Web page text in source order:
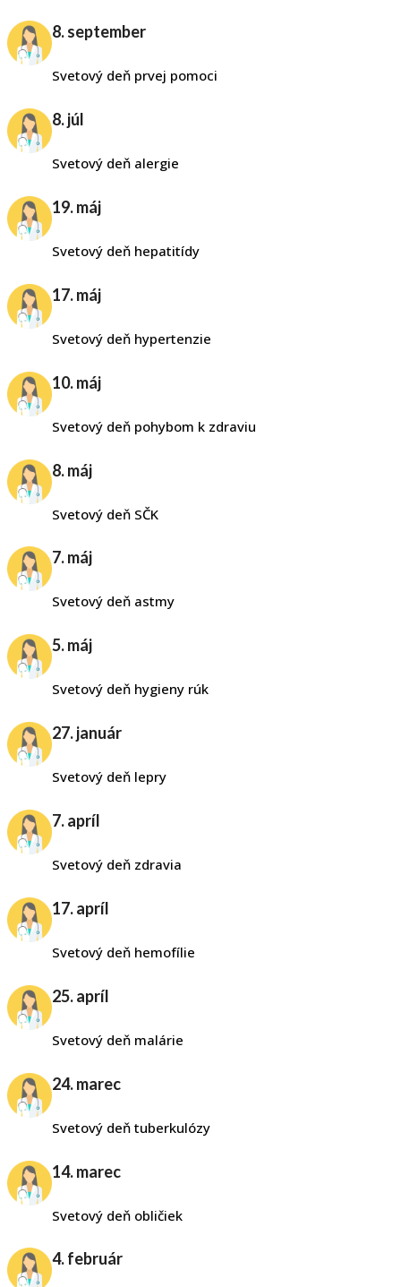
8. september
Svetový deň prvej pomoci
8. júl
Svetový deň alergie
19. máj
Svetový deň hepatitídy
17. máj
Svetový deň hypertenzie
10. máj
Svetový deň pohybom k zdraviu
8. máj
Svetový deň SČK
7. máj
Svetový deň astmy
5. máj
Svetový deň hygieny rúk
27. január
Svetový deň lepry
7. apríl
Svetový deň zdravia
17. apríl
Svetový deň hemofílie
25. apríl
Svetový deň malárie
24. marec
Svetový deň tuberkulózy
14. marec
Svetový deň obličiek
4. február